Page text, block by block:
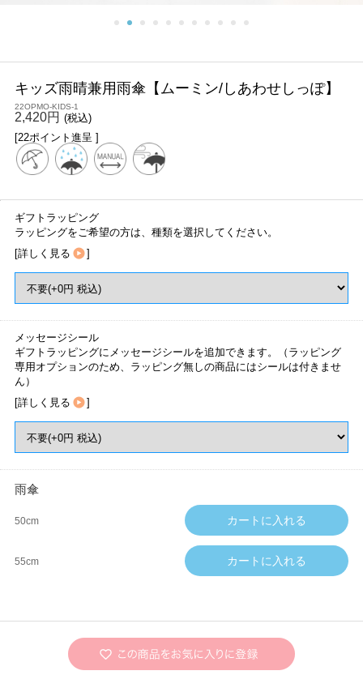
キッズ雨晴兼用雨傘【ムーミン/しあわせしっぽ】
22OPMO-KIDS-1
2,420円 (税込)
[22ポイント進呈 ]
ギフトラッピング
ラッピングをご希望の方は、種類を選択してください。
[詳しく見る ]
メッセージシール
ギフトラッピングにメッセージシールを追加できます。（ラッピング
専用オプションのため、ラッピング無しの商品にはシールは付きませ
ん）
[詳しく見る ]
雨傘
50cm
55cm